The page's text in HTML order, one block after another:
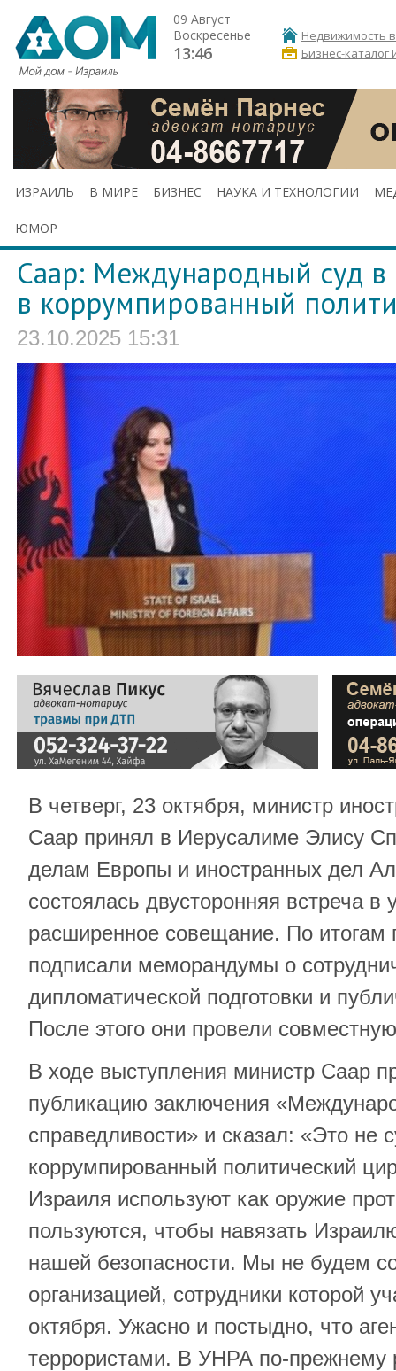
09 Август
Воскресенье
13:46
Недвижимость
Бизнес-каталог
ИЗРАИЛЬ В МИРЕ БИЗНЕС НАУКА И ТЕХНОЛОГИИ
ЮМОР
Саар: Международный суд в
в коррумпированный
23.10.2025 15:31
В четверг, 23 октября, министр
Саар принял в Иерусалиме Элису
делам Европы и иностранных дел
состоялась двусторонняя встреча в
расширенное совещание. По итогам
подписали меморандумы о
дипломатической подготовки и
После этого они провели
В ходе выступления министр Саар
публикацию заключения
справедливости» и сказал: «Это не
коррумпированный политический
Израиля используют как оружие
пользуются, чтобы навязать
нашей безопасности. Мы не будем
организацией, сотрудники которой
октября. Ужасно и постыдно, что
террористами. В УНРА по-прежнему